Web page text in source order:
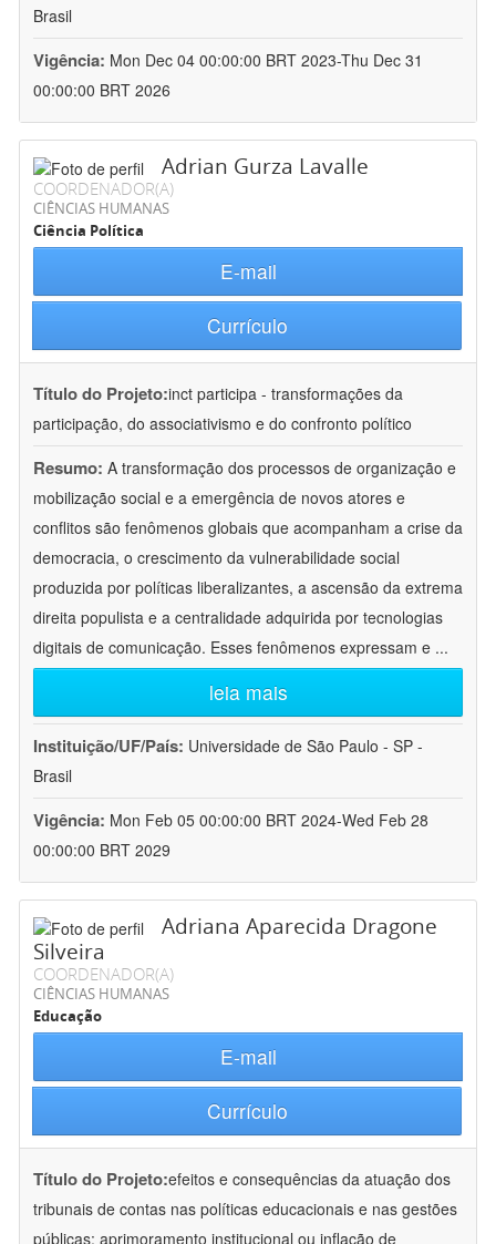
Brasil
Vigência: Mon Dec 04 00:00:00 BRT 2023-Thu Dec 31
00:00:00 BRT 2026
Adrian Gurza Lavalle
COORDENADOR(A)
CIÊNCIAS HUMANAS
Ciência Política
E-mail
Currículo
Título do Projeto:inct participa - transformações da
participação, do associativismo e do confronto político
Resumo: A transformação dos processos de organização e
mobilização social e a emergência de novos atores e
conflitos são fenômenos globais que acompanham a crise da
democracia, o crescimento da vulnerabilidade social
produzida por políticas liberalizantes, a ascensão da extrema
direita populista e a centralidade adquirida por tecnologias
digitais de comunicação. Esses fenômenos expressam e ...
leia mais
Instituição/UF/País: Universidade de São Paulo - SP -
Brasil
Vigência: Mon Feb 05 00:00:00 BRT 2024-Wed Feb 28
00:00:00 BRT 2029
Adriana Aparecida Dragone
Silveira
COORDENADOR(A)
CIÊNCIAS HUMANAS
Educação
E-mail
Currículo
Título do Projeto:efeitos e consequências da atuação dos
tribunais de contas nas políticas educacionais e nas gestões
públicas: aprimoramento institucional ou inflação de